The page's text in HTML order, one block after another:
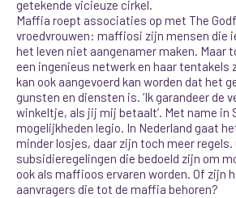
getekende vicieuze cirkel.
Maffia roept associaties op met The
vroedvrouwen: maffiosi zijn mensen die
het leven niet aangenamer maken. Maar
een ingenieus netwerk en haar tentakels
kan ook aangevoerd kan worden dat het
gunsten en diensten is. ‘Ik garandeer de
winkeltje, als jij mij betaalt’. Met name in
mogelijkheden legio. In Nederland gaat
minder losjes, daar zijn toch meer regels.
subsidieregelingen die bedoeld zijn om
ook als maffioos ervaren worden. Of zijn
aanvragers die tot de maffia behoren?